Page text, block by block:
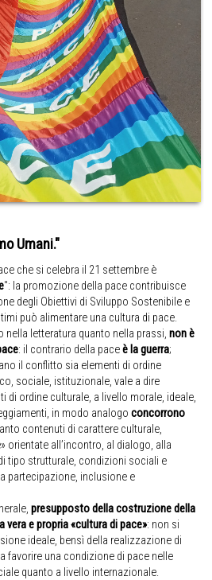
Umani."
che si celebra il 21 settembre è
": la promozione della pace contribuisce
degli Obiettivi di Sviluppo Sostenibile e
può alimentare una cultura di pace.
nella letteratura quanto nella prassi,non è
: il contrario della paceè la guerra;
il conflitto sia elementi di ordine
sociale, istituzionale, vale a dire
di ordine culturale, a livello morale, ideale,
in modo analogoconcorrono
contenuti di carattere culturale,
orientate all’incontro, al dialogo, alla
tipo strutturale, condizioni sociali e
partecipazione, inclusione e
presupposto della costruzione della
vera e propria «cultura di pace»: non si
ideale, bensì della realizzazione di
favorire una condizione di pace nelle
quanto a livello internazionale.